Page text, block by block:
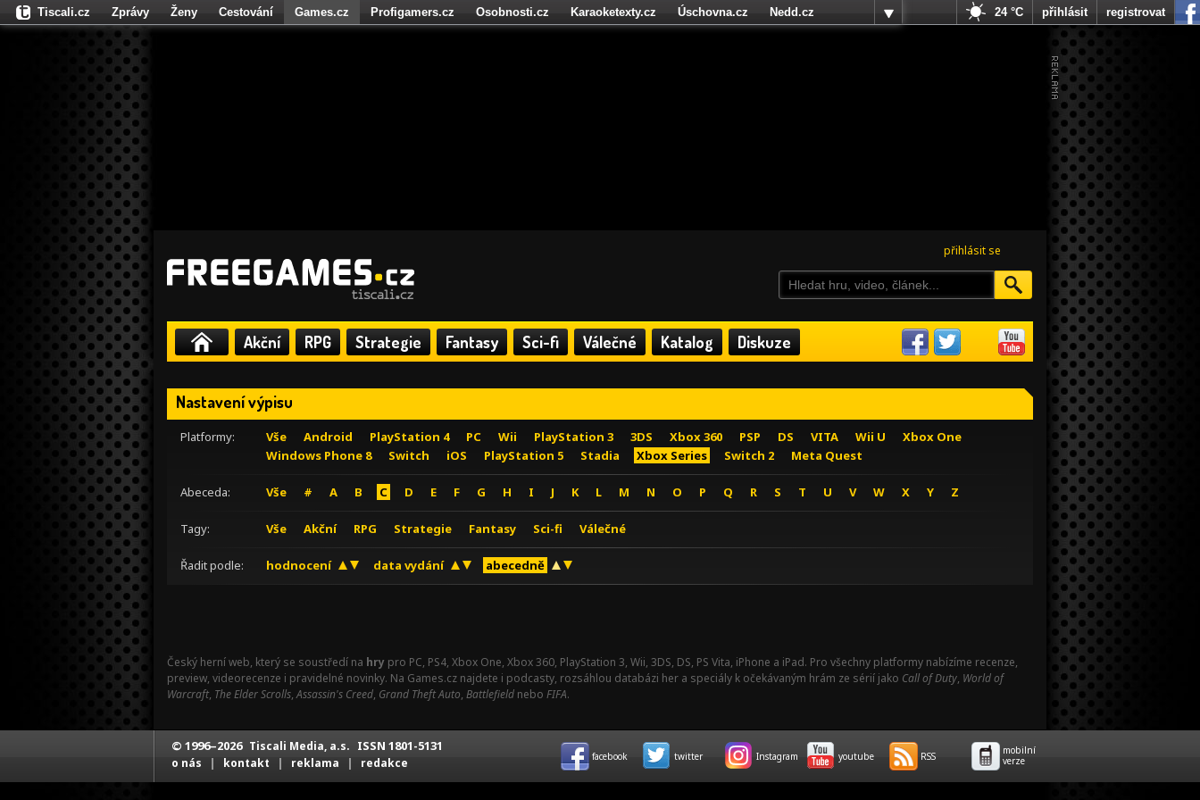
přihlásit se
Akční RPG Strategie Fantasy Sci-fi Válečné Katalog Diskuze
Nastavení výpisu
Platformy: Vše Android PlayStation 4 PC Wii PlayStation 3 3DS Xbox 360 PSP DS VITA Wii U
Xbox One
Windows Phone 8
Switch iOS PlayStation 5 Stadia Xbox Series Switch 2 Meta Quest
Abeceda: Vše # A B C D E F G H I J K L M N O P Q R S T U V W X Y Z
Tagy: Vše Akční RPG Strategie Fantasy Sci-fi Válečné
Řadit podle: hodnocení data vydání abecedně
Český herní web, který se soustředí na hry pro PC, PS4, Xbox One, Xbox 360, PlayStation 3, Wii, 3DS, DS, PS Vita, iPhone a iPad. Pro všechny platformy nabízíme recenze,
preview, videorecenze i pravidelné novinky. Na Games.cz najdete i podcasty, rozsáhlou databázi her a speciály k očekávaným hrám ze sérií jako Call of Duty, World of
Warcraft, The Elder Scrolls,Assassin's Creed, Grand Theft Auto, Battlefield nebo FIFA.
Tiscali.cz Zprávy Ženy Cestování Games.cz Profigamers.cz Osobnosti.cz Karaoketexty.cz Úschovna.cz
Nedd.cz
Fights.cz
24 °C přihlásit registrovat
© 1996–2026 Tiscali Media, a.s. ISSN 1801-5131
o nás | kontakt | reklama | redakce facebook twitter Instagram youtube RSS
mobilní
verze